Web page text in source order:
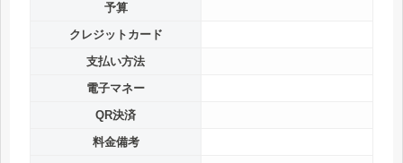
予算
クレジットカード
支払い方法
電子マネー
QR決済
料金備考